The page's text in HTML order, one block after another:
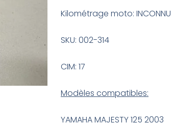
Kilométrage moto: INCONNU
SKU: 002-314
CIM: 17
Modèles compatibles:
YAMAHA MAJESTY 125 2003